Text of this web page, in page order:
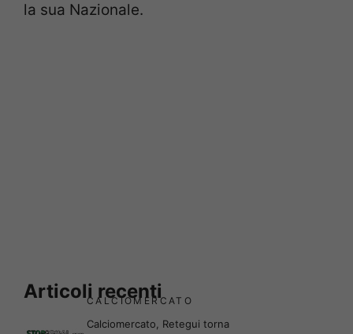
la sua Nazionale.
Articoli recenti
CALCIOMERCATO
Calciomercato, Retegui torna